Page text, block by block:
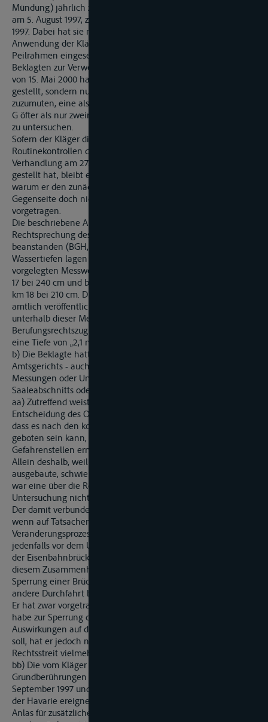
Mündung) jährlich zweimal kontrolliert hat, vor der Havarie
am 5. August 1997, zuletzt in der Zeit vom 4. bis 6. Februar
1997. Dabei hat sie neben dem Simrad Echolot, dessen
Anwendung der Kläger erstinstanzlich bemängelt hat, einen
Peilrahmen eingesetzt. Den entsprechenden Vortrag der
Beklagten zur Verwendung des Peilrahmens im Schriftsatz
von 15. Mai 2000 hat der Kläger zunächst nicht in Abrede
gestellt, sondern nur eingewandt, es sei der Beklagten
zuzumuten, eine als gefährlich bekannte Stelle, wie die Brücke
G öfter als nur zweimal im Jahr zu peilen und auf Hindernisse
zu untersuchen.
Sofern der Kläger die Verwendung eines Peilrahmens bei den
Routinekontrollen dann im Termin zur mündlichen
Verhandlung am 27. September 2001 erstmals in Abrede
gestellt hat, bleibt er erfolglos: Zur Rechtfertigung dafür,
warum er den zunächst hingenommenen Vortrag der
Gegenseite doch nicht gelten lassen will, hat er nichts
vorgetragen.
Die beschriebene Art der Kontrolle ist nach der
Rechtsprechung des Bundesgerichtshofs nicht zu
beanstanden (BGH, VkBI. 1963, 429). Die hierbei gepeilten
Wassertiefen lagen nach der als Anlage 7 von der Beklagten
vorgelegten Messwerttabelle am 4. Februar 1997 bei Saale-km
17 bei 240 cm und bei
km 18 bei 210 cm. Die zuletzt vor dem Zeitpunkt der Havarie
amtlich veröffentlichte Fahrrinnentiefe von 201 cm lag
unterhalb dieser Messwerte (der Kläger hat im
Berufungsrechtszug sein ursprüngliches Vorbringen, es sei
eine Tiefe von „2,1 m" amtlich mitgeteilt worden, aufgegeben.
b) Die Beklagte hatte - entgegen der Auffassung des
Amtsgerichts - auch keine Veranlassung zu weiteren
Messungen oder Untersuchungen des gesamten
Saaleabschnitts oder des späteren Havarieortes.
aa) Zutreffend weist der Kläger unter Bezugnahme auf die
Entscheidung des OLG Karlsruhe, VkBI. 1971, 311, darauf hin,
dass es nach den konkreten Umständen des Einzelfalles
geboten sein kann, nach einem Hochwasser bekannte
Gefahrenstellen erneut und außerhalb des Turnus zu peilen.
Allein deshalb, weil es sich - unstreitig - um eine noch nicht
ausgebaute, schwierig zu befahrende Felsenstrecke handelt,
war eine über die Regelpeilung hinausgehende weitere
Untersuchung nicht veranlasst.
Der damit verbundene Aufwand ist allenfalls gerechtfertigt,
wenn auf Tatsachen gestützte konkrete Anhaltspunkte für
Veränderungsprozesse im Flussbett bestehen. Dies war
jedenfalls vor dem Unfall für den späteren Havarieort unter
der Eisenbahnbrücke nicht erkennbar. Der Kläger kann sich in
diesem Zusammenhang nicht darauf berufen, wegen der
Sperrung einer Brückendurchfahrt hätte die Beklagte die
andere Durchfahrt besonders sorgfältig überwachen müssen.
Er hat zwar vorgetragen, der schlechte Zustand der Fahrrinne
habe zur Sperrung der Durchfahrt geführt. Inwiefern dies
Auswirkungen auf die verbleibende Passage gehabt haben
soll, hat er jedoch nicht erläutert; dies ist im vorliegenden
Rechtsstreit vielmehr offengeblieben.
bb) Die vom Kläger für den Saale-km 47,5 beschriebenen
Grundberührungen anderer Schiffe haben sich am 29.
September 1997 und am 8. November 1997 und damit nach
der Havarie ereignet, aus der die Klägerin Ansprüche ableitet.
Anlas für zusätzliche Prüfungen der Brücke bei Saale-km 17,58